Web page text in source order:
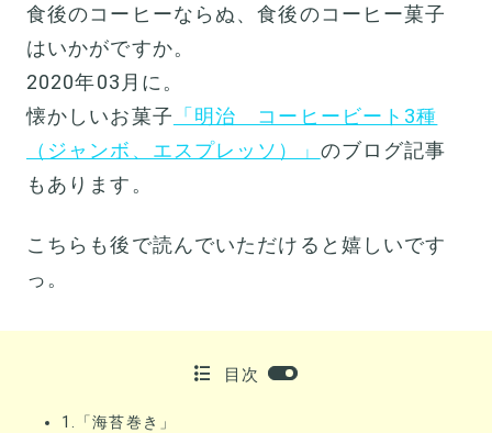
食後のコーヒーならぬ、食後のコーヒー菓子
はいかがですか。
2020年03月に。
懐かしいお菓子 「明治 コーヒービート3種
（ジャンボ、エスプレッソ）」 のブログ記事
もあります。
こちらも後で読んでいただけると嬉しいです
っ。
目次
1.「海苔巻き」